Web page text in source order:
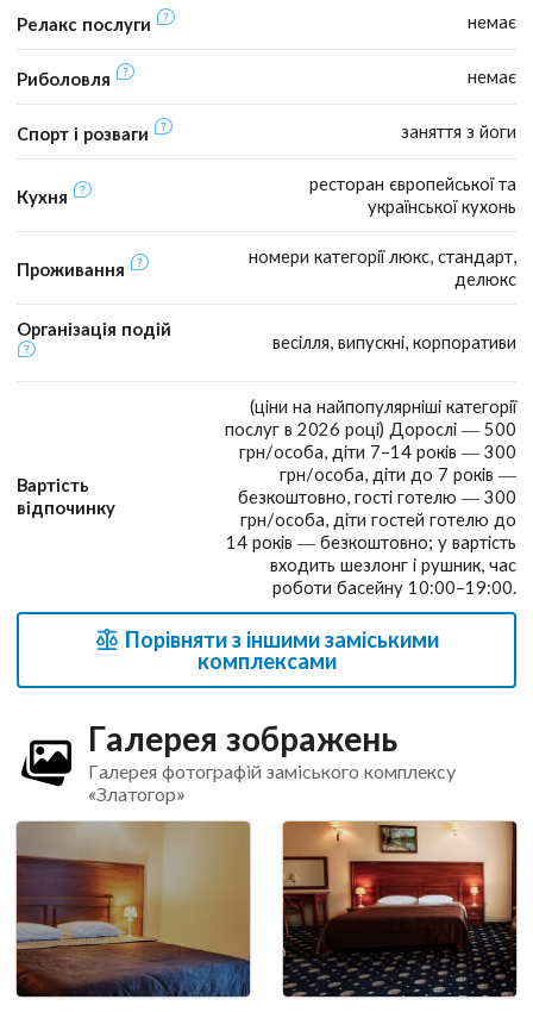
Релакс послуги немає
Риболовля немає
Спорт і розваги заняття з йоги
Кухня
ресторан європейської та
української кухонь
Проживання
номери категорії люкс, стандарт,
делюкс
Організація подій
весілля, випускні, корпоративи
Вартість
відпочинку
(ціни на найпопулярніші категорії
послуг в 2026 році) Дорослі — 500
грн/особа, діти 7–14 років — 300
грн/особа, діти до 7 років —
безкоштовно, гості готелю — 300
грн/особа, діти гостей готелю до
14 років — безкоштовно; у вартість
входить шезлонг і рушник, час
роботи басейну 10:00–19:00.
Порівняти з іншими заміськими
комплексами
Галерея зображень
Галерея фотографій заміського комплексу
«Златогор»